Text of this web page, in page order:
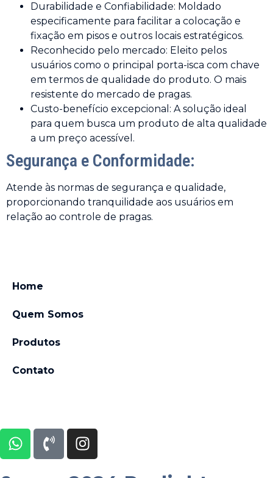
Durabilidade e Confiabilidade: Moldado
especificamente para facilitar a colocação e
fixação em pisos e outros locais estratégicos.
Reconhecido pelo mercado: Eleito pelos
usuários como o principal porta-isca com chave
em termos de qualidade do produto. O mais
resistente do mercado de pragas.
Custo-benefício excepcional: A solução ideal
para quem busca um produto de alta qualidade
a um preço acessível.
Segurança e Conformidade:
Atende às normas de segurança e qualidade,
proporcionando tranquilidade aos usuários em
relação ao controle de pragas.
Home
Quem Somos
Produtos
Contato